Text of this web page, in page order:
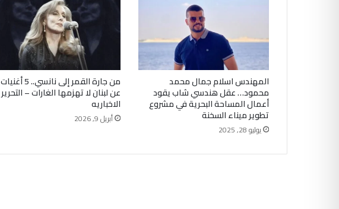
المهندس اسلام جمال محمد
محمود… عقل هندسي شاب يقود
أعمال المساحة البحرية في مشروع
تطوير ميناء السخنة
يوليو 28, 2025
من جارة القمر إلى نانسي.. 5 أغنيات
عن لبنان لا تهزمها الغارات – التحرير
الاخباريه
أبريل 9, 2026